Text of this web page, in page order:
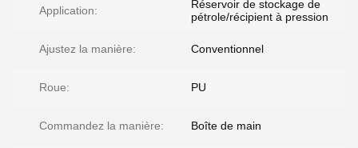
Application:
Réservoir de stockage de
pétrole/récipient à pression
Ajustez la manière: Conventionnel
Roue: PU
Commandez la manière: Boîte de main